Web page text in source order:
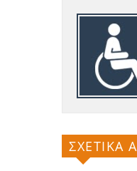
ΣΧΕΤΙΚΑ